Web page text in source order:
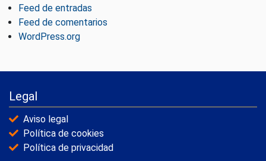
Feed de entradas
Feed de comentarios
WordPress.org
Legal
Aviso legal
Política de cookies
Política de privacidad